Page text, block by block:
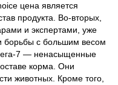
цена является
продукта. Во-вторых,
и экспертами, уже
борьбы с большим весом
7 — ненасыщенные
корма. Они
животных. Кроме того,